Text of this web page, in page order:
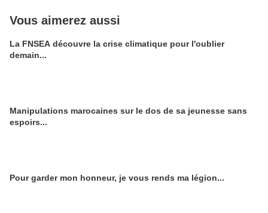
Vous aimerez aussi
La FNSEA découvre la crise climatique pour l'oublier
demain...
Manipulations marocaines sur le dos de sa jeunesse sans
espoirs...
Pour garder mon honneur, je vous rends ma légion...